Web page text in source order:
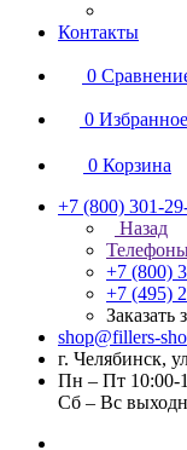
Контакты
0
0 Избранное
0 Корзина
+7 (800) 301-
Назад
+7 (800)
+7 (495)
Заказать
shop@fillers-
г. Челябинск,
Пн – Пт 10:00-
Сб – Вс